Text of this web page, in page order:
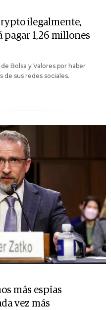
ilegalmente,
pagar 1,26 millones
Bolsa y Valores por haber
de sus redes sociales.
más espías
vez más